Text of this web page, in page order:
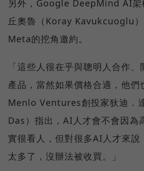
另外，Google DeepMind AI架
丘奧魯（Koray Kavukcuoglu
Meta的挖角邀約。
「這些人很在乎與聰明人合作
產品，當然如果價格合適，他們
Menlo Ventures創投家狄迪．
Das）指出，AI人才會不會因為
實很看人，但對很多AI人才來說
太多了，沒辦法被收買。」